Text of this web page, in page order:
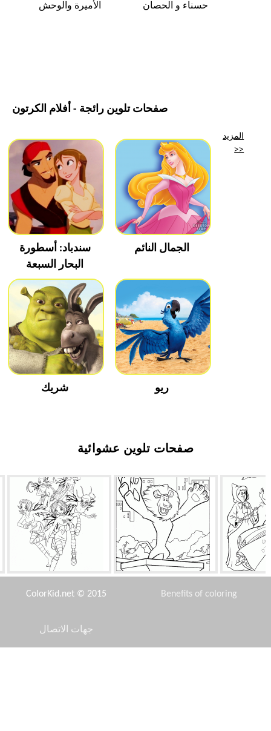
الأميرة والوحش حسناء و الحصان
صفحات تلوين رائجة - أفلام الكرتون
سندباد: أسطورة
البحار السبعة
الجمال النائم
شريك ريو
المزيد
>>
صفحات تلوين عشوائية
الجنيات الحارسات اليكس - سوبر ستار جديدة
ColorKid.net © 2015 Benefits of coloring
جهات الاتصال